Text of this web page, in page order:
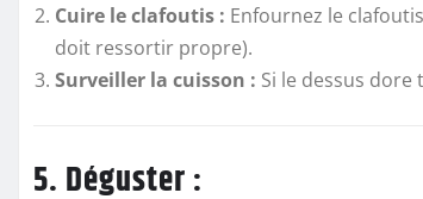
Cuire le clafoutis : Enfournez le
doit ressortir propre).
Surveiller la cuisson : Si le dessus
5. Déguster :